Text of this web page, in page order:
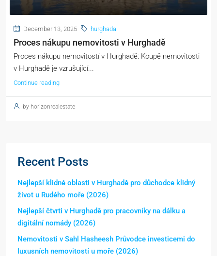
December 13, 2025 hurghada
Proces nákupu nemovitosti v Hurghadě
Proces nákupu nemovitostí v Hurghadě: Koupě nemovitosti
v Hurghadě je vzrušující...
Continue reading
by horizonrealestate
Recent Posts
Nejlepší klidné oblasti v Hurghadě pro důchodce klidný
život u Rudého moře (2026)
Nejlepší čtvrti v Hurghadě pro pracovníky na dálku a
digitální nomády (2026)
Nemovitosti v Sahl Hasheesh Průvodce investicemi do
luxusních nemovitostí u moře (2026)